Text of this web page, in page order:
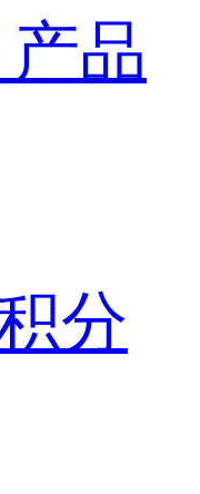
产品
分